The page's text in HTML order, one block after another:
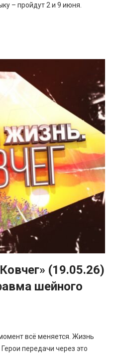
– пройдут 2 и 9 июня.
(19.05.26)
шейного
всё меняется. Жизнь
передачи через это